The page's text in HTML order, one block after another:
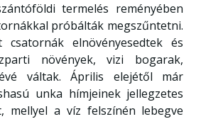
termelés reményében
próbálták megszűntetni.
elnövényesedtek és
növények, vizi bogarak,
váltak. Április elejétől már
unka hímjeinek jellegzetes
mellyel a víz felszínén lebegve